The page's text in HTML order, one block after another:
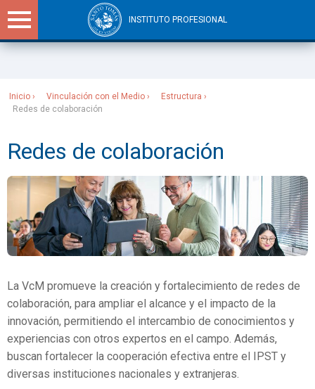
INSTITUTO PROFESIONAL
Inicio Vinculación con el Medio
Estructura
Redes de colaboración
Redes de colaboración
La VcM promueve la creación y fortalecimiento de redes de
colaboración, para ampliar el alcance y el impacto de la
innovación, permitiendo el intercambio de conocimientos y
experiencias con otros expertos en el campo. Además,
buscan fortalecer la cooperación efectiva entre el IPST y
diversas instituciones nacionales y extranjeras.